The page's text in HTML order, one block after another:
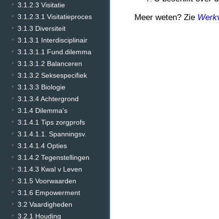
3.1.2.3 Visitatie
3.1.2.3.1 Visitatieproces
3.1.3 Diversiteit
3.1.3.1 Interdisciplinair
3.1.3.1.1 Fund.dilemma
3.1.3.1.2 Balanceren
3.1.3.2 Seksespecifiek
3.1.3.3 Biologie
3.1.3.4 Achtergrond
3.1.4 Dilemma's
3.1.4.1 Tips zorgprofs
3.1.4.1.1. Spanningsv.
3.1.4.1.4 Opties
3.1.4.2 Tegenstellingen
3.1.4.3 Kwal v Leven
3.1.5 Voorwaarden
3.1.6 Empowerment
3.2 Vaardigheden
3.2.1 Houding
Meer weten? Zie